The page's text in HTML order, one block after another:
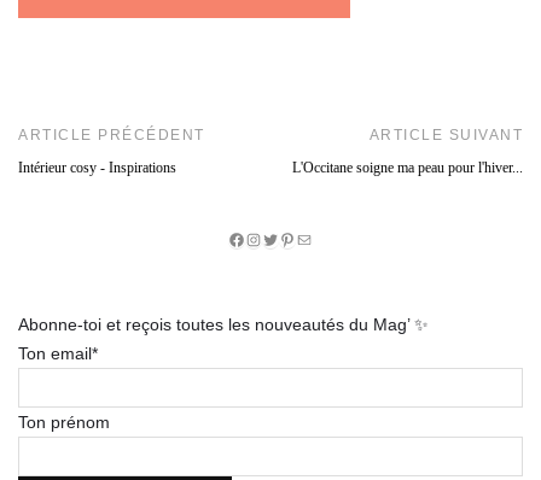
ARTICLE PRÉCÉDENT
Intérieur cosy - Inspirations
ARTICLE SUIVANT
L'Occitane soigne ma peau pour l'hiver...
Facebook
Instagram
Twitter
Pinterest
E-
Abonne-toi et reçois toutes les nouveautés du Mag’ ✨
Ton email*
Ton prénom